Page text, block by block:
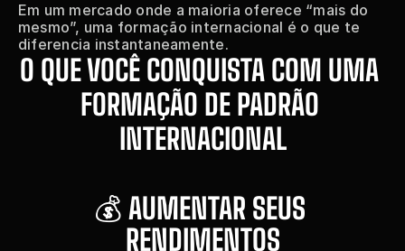
Em um mercado onde a maioria oferece “mais do
mesmo”, uma formação internacional é o que te
diferencia instantaneamente.
O QUE VOCÊ CONQUISTA COM UMA
FORMAÇÃO DE PADRÃO
INTERNACIONAL
💰 AUMENTAR SEUS
RENDIMENTOS